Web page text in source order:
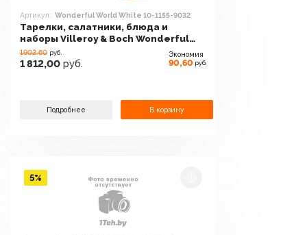
Артикул: Wonderful World White 10-1155-9032
Тарелки, салатники, блюда и
наборы Villeroy & Boch Wonderful
World White 10-1155-9032
1902.60 руб.
1 812,00 руб.
Экономия
90,60 руб.
Подробнее В корзину
5%